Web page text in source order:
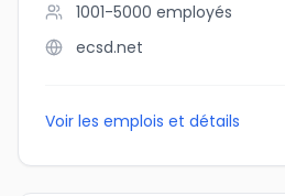
1001-5000 employés
ecsd.net
Voir les emplois et détails